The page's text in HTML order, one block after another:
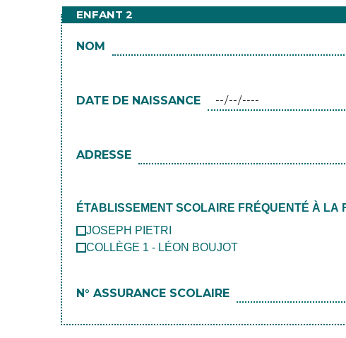
ENFANT 2
NOM
DATE DE NAISSANCE
ADRESSE
ÉTABLISSEMENT SCOLAIRE FRÉQUENTÉ À LA
JOSEPH PIETRI
COLLÈGE 1 - LÉON BOUJOT
N° ASSURANCE SCOLAIRE